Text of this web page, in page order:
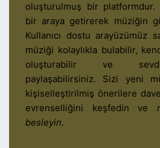
oluşturulmuş bir platformdur.
bir araya getirerek müziğin
Kullanıcı dostu arayüzümüz
müziği kolaylıkla bulabilir,
oluşturabilir ve
paylaşabilirsiniz. Sizi yeni
kişiselleştirilmiş önerilere
evrenselliğini keşfedin ve
besleyin.